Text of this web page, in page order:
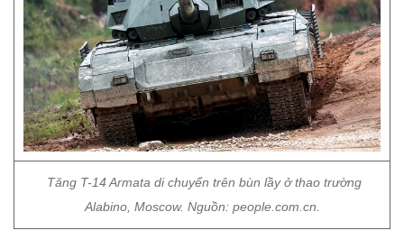
Tăng T-14 Armata di chuyển trên bùn lầy ở thao trường
Alabino, Moscow. Nguồn: people.com.cn.